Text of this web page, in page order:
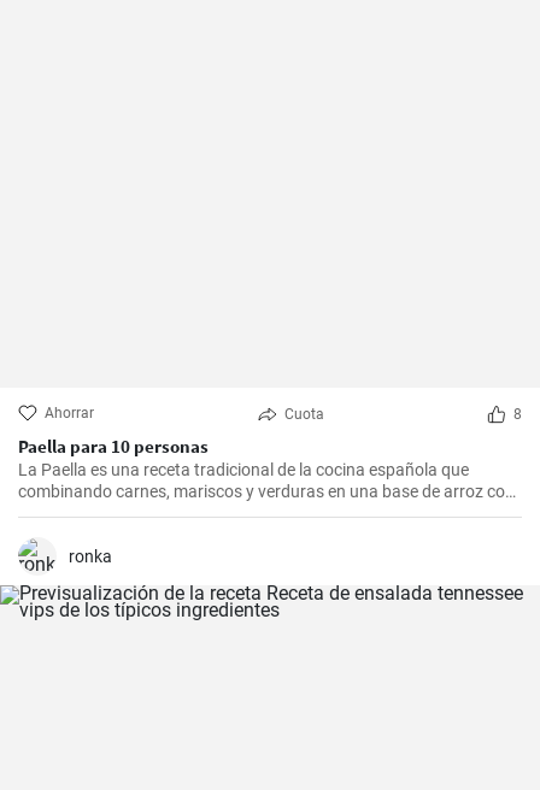
Ahorrar Cuota 8
Paella para 10 personas
La Paella es una receta tradicional de la cocina española que
combinando carnes, mariscos y verduras en una base de arroz con
una mezcla de especias, ofrece una experiencia culinaria llena de
sabores y texturas. Aunque cada región de España tiene su propia
forma de hacer la paella, esta receta se acerca a la versión más
ronka